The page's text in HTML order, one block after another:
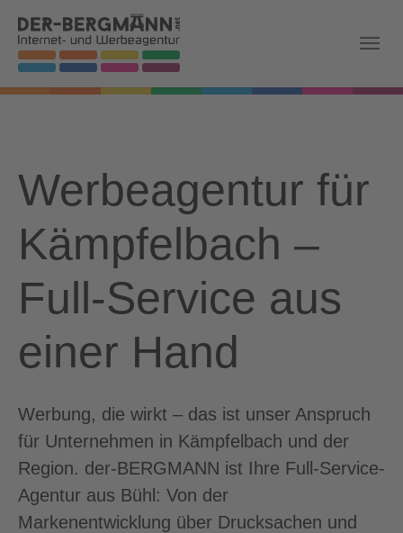
Skip to main navigation
Zum Hauptinhalt springen
Skip to page footer
Werbeagentur für
Kämpfelbach –
Full-Service aus
einer Hand
Werbung, die wirkt – das ist unser Anspruch
für Unternehmen in Kämpfelbach und der
Region. der-BERGMANN ist Ihre Full-Service-
Agentur aus Bühl: Von der
Markenentwicklung über Drucksachen und